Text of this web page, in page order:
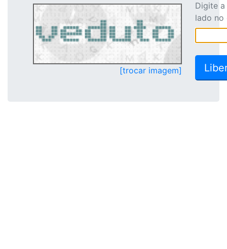
[trocar imagem]
Digite
lado no